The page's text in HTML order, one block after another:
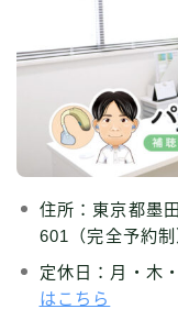
住所：東京都墨
601（完全予約制
定休日：月・木
はこちら